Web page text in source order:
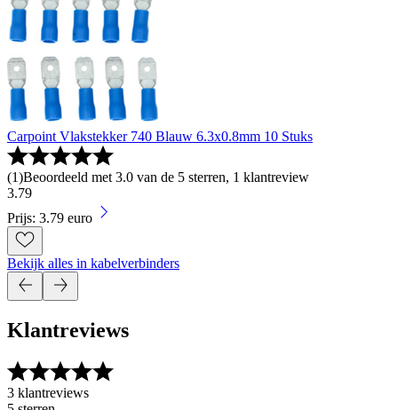
Carpoint Vlakstekker 740 Blauw 6.3x0.8mm 10 Stuks
(1)Beoordeeld met 3.0 van de 5 sterren, 1 klantreview
3.79
Prijs: 3.79 euro
Bekijk alles in kabelverbinders
Klantreviews
3 klantreviews